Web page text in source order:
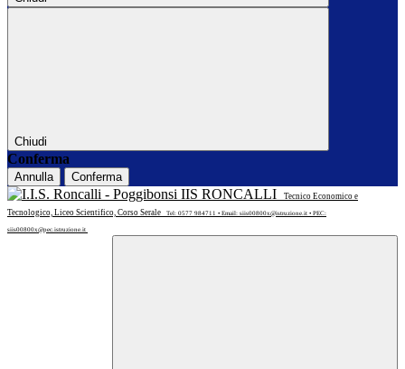
Chiudi
Conferma
Annulla Conferma
IIS RONCALLI
Tecnico Economico e
Tecnologico, Liceo Scientifico, Corso Serale
Tel: 0577 984711 • Email: siis00800x@istruzione.it • PEC:
siis00800x@pec.istruzione.it